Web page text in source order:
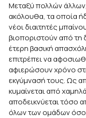
Μεταξύ πολλών
ακόλουθα, τα οποία
νέοι διαιτητές
βιοποριστούν από τη
έτερη βασική
επιτρέπει να
αφιερώσουν χρόνο
εκγύμνασή τους. Ως
κυμαίνεται από
αποδεικνύεται τόσο
όλων των ομάδων όσο